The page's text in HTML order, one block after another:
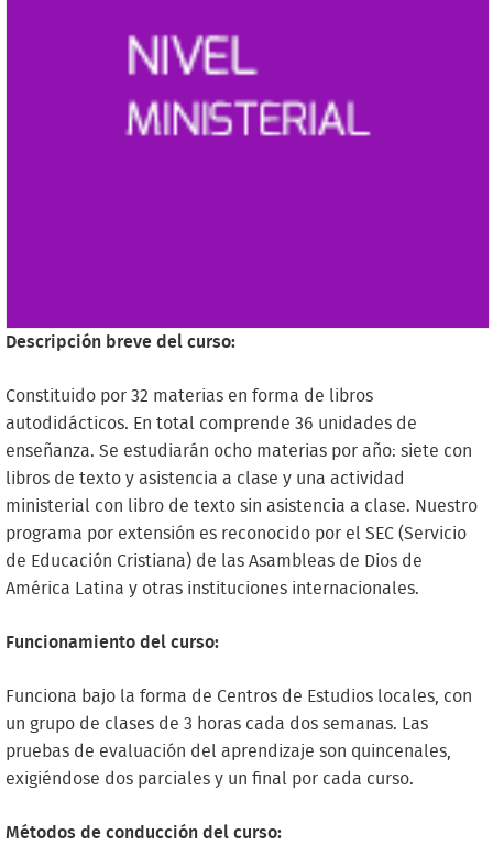
Descripción breve del curso:
Constituido por 32 materias en forma de libros
autodidácticos. En total comprende 36 unidades de
enseñanza. Se estudiarán ocho materias por año: siete con
libros de texto y asistencia a clase y una actividad
ministerial con libro de texto sin asistencia a clase. Nuestro
programa por extensión es reconocido por el SEC (Servicio
de Educación Cristiana) de las Asambleas de Dios de
América Latina y otras instituciones internacionales.
Funcionamiento del curso:
Funciona bajo la forma de Centros de Estudios locales, con
un grupo de clases de 3 horas cada dos semanas. Las
pruebas de evaluación del aprendizaje son quincenales,
exigiéndose dos parciales y un final por cada curso.
Métodos de conducción del curso: